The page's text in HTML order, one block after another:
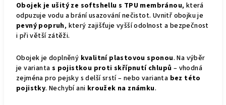
Obojek je ušitý ze softshellu s TPU membránou, která
odpuzuje vodu a brání usazování nečistot. Uvnitř obojku je
pevný popruh, který zajišťuje vyšší odolnost a bezpečnost
i při větší zátěži.
Obojek je doplněný kvalitní plastovou sponou. Na výběr
je varianta s pojistkou proti skřípnutí chlupů – vhodná
zejména pro pejsky s delší srstí – nebo varianta bez této
pojistky. Nechybí ani kroužek na známku.